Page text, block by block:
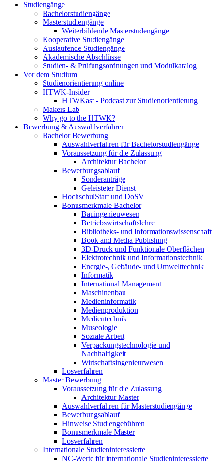
Studiengänge
Bachelorstudiengänge
Masterstudiengänge
Weiterbildende Masterstudengänge
Kooperative Studiengänge
Auslaufende Studiengänge
Akademische Abschlüsse
Studien- & Prüfungsordnungen und Modulkatalog
Vor dem Studium
Studienorientierung online
HTWK-Insider
HTWKast - Podcast zur Studienorientierung
Makers Lab
Why go to the HTWK?
Bewerbung & Auswahlverfahren
Bachelor Bewerbung
Auswahlverfahren für Bachelorstudiengänge
Voraussetzung für die Zulassung
Architektur Bachelor
Bewerbungsablauf
Sonderanträge
Geleisteter Dienst
HochschulStart und DoSV
Bonusmerkmale Bachelor
Bauingenieuwesen
Betriebswirtschaftslehre
Bibliotheks- und Informationswissenschaft
Book and Media Publishing
3D-Druck und Funktionale Oberflächen
Elektrotechnik und Informationstechnik
Energie-, Gebäude- und Umwelttechnik
Informatik
International Management
Maschinenbau
Medieninformatik
Medienproduktion
Medientechnik
Museologie
Soziale Arbeit
Verpackungstechnologie und
Nachhaltigkeit
Wirtschaftsingenieurwesen
Losverfahren
Master Bewerbung
Voraussetzung für die Zulassung
Architektur Master
Auswahlverfahren für Masterstudiengänge
Bewerbungsablauf
Hinweise Studiengebühren
Bonusmerkmale Master
Losverfahren
Internationale Studieninteressierte
NC-Werte für internationale Studieninteressierte